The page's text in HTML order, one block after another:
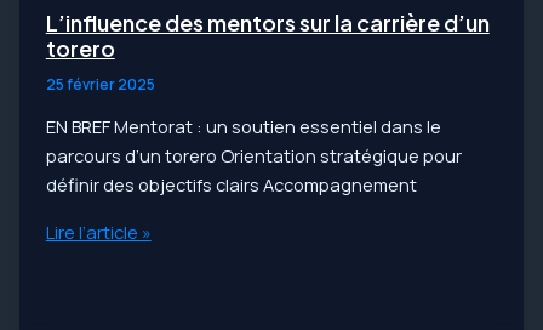
pour
le
succès
corrida
L’influence des mentors sur la carrière d’un
torero
25 février 2025
EN BREF Mentorat : un soutien essentiel dans le
parcours d’un torero Orientation stratégique pour
définir des objectifs clairs Accompagnement
L’influence
Lire l’article »